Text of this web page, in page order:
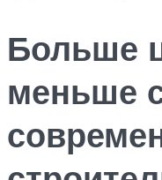
Больше
меньше